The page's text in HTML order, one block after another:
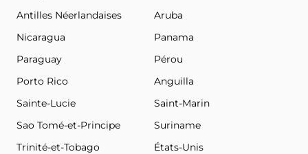
Antilles Néerlandaises
Aruba
Nicaragua
Panama
Paraguay
Pérou
Porto Rico
Anguilla
Sainte-Lucie
Saint-Marin
Sao Tomé-et-Principe
Suriname
Trinité-et-Tobago
États-Unis